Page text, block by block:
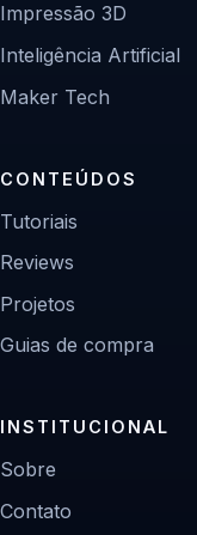
Impressão 3D
Inteligência Artificial
Maker Tech
CONTEÚDOS
Tutoriais
Reviews
Projetos
Guias de compra
INSTITUCIONAL
Sobre
Contato